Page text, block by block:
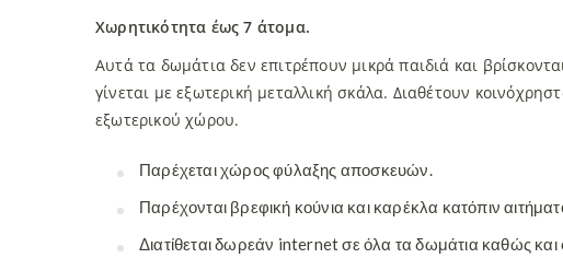
Χωρητικότητα έως 7 άτομα.
Αυτά τα δωμάτια δεν επιτρέπουν μικρά παιδιά και
γίνεται με εξωτερική μεταλλική σκάλα. Διαθέτουν
εξωτερικού χώρου.
Παρέχεται χώρος φύλαξης αποσκευών.
Παρέχονται βρεφική κούνια και καρέκλα κατόπιν
Διατίθεται δωρεάν internet σε όλα τα δωμάτια καθώς